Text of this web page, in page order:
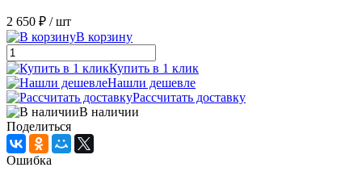
2 650 ₽ / шт
В корзину
Купить в 1 клик
Нашли дешевле
Рассчитать доставку
В наличии
Поделиться
Ошибка